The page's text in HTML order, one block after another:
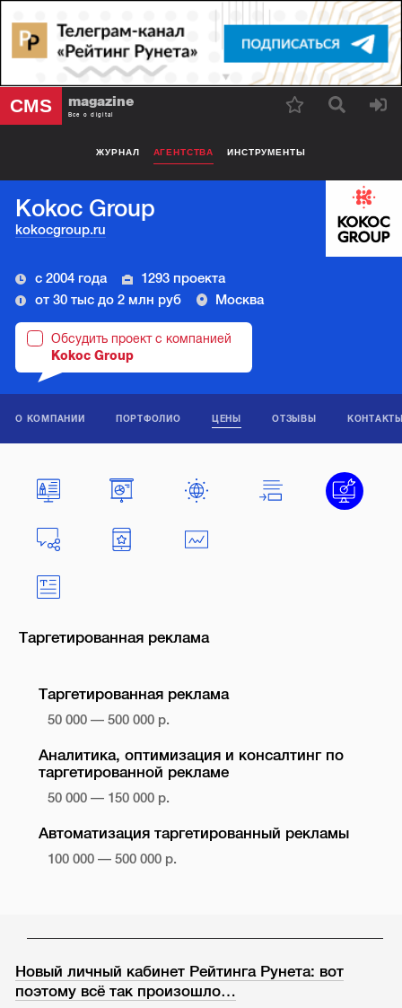
CMS magazine
Все о digital
ЖУРНАЛ АГЕНТСТВА ИНСТРУМЕНТЫ
Kokoc Group
kokocgroup.ru
с 2004 года
1293 проекта
от 30 тыс до 2 млн руб
Москва
Обсудить проект с компанией
Kokoc Group
О КОМПАНИИ ПОРТФОЛИО ЦЕНЫ ОТЗЫВЫ
Таргетированная реклама
Таргетированная реклама
50 000 — 500 000 р.
Аналитика, оптимизация и консалтинг по
таргетированной рекламе
50 000 — 150 000 р.
Автоматизация таргетированный рекламы
100 000 — 500 000 р.
Новый личный кабинет Рейтинга Рунета: вот
поэтому всё так произошло…